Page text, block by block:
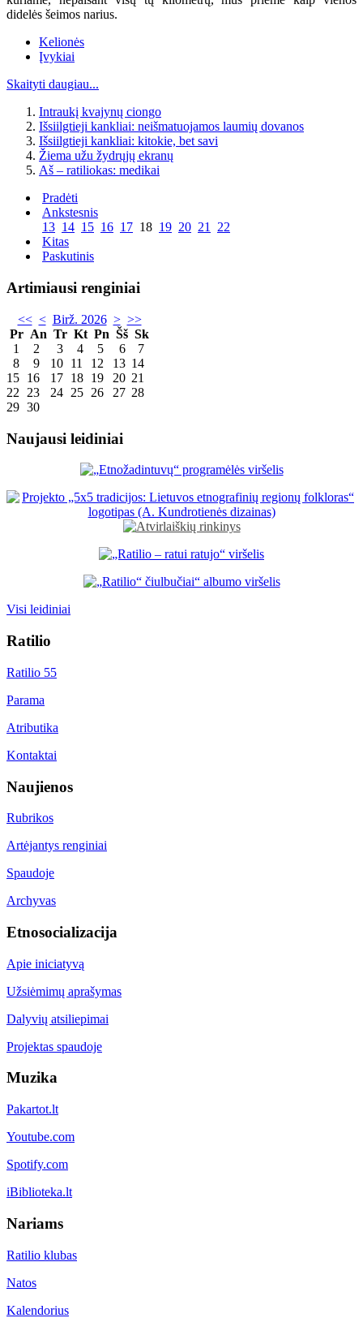
didelės šeimos narius.
Kelionės
Įvykiai
Skaityti daugiau...
Intraukį kvajynų ciongo
Išsiilgtieji kankliai: neišmatuojamos laumių dovanos
Išsiilgtieji kankliai: kitokie, bet savi
Žiema užu žydrųjų ekranų
Aš – ratiliokas: medikai
Pradėti
Ankstesnis
13 14 15 16 17 18 19 20 21 22
Kitas
Paskutinis
Artimiausi renginiai
<< < Birž. 2026 > >>
Pr An Tr Kt Pn Šš Sk
1
2 3 4 5 6
7
8
9 10 11 12 13 14
15 16 17 18 19 20 21
22
23 24 25 26 27 28
29 30
Naujausi leidiniai
Visi leidiniai
Ratilio
Ratilio 55
Parama
Atributika
Kontaktai
Naujienos
Rubrikos
Artėjantys renginiai
Spaudoje
Archyvas
Etnosocializacija
Apie iniciatyvą
Užsiėmimų aprašymas
Dalyvių atsiliepimai
Projektas spaudoje
Muzika
Pakartot.lt
Youtube.com
Spotify.com
iBiblioteka.lt
Nariams
Ratilio klubas
Natos
Kalendorius